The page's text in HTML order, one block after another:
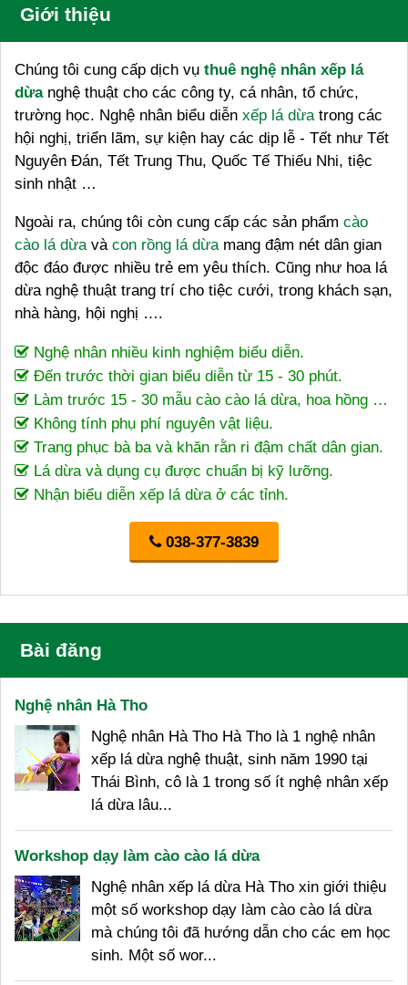
Giới thiệu
Chúng tôi cung cấp dịch vụ thuê nghệ nhân xếp lá
dừanghệ thuật cho các công ty, cá nhân, tổ chức,
trường học. Nghệ nhân biểu diễn xếp lá dừatrong các
hội nghị, triển lãm, sự kiện hay các dịp lễ - Tết như Tết
Nguyên Đán, Tết Trung Thu, Quốc Tế Thiếu Nhi, tiệc
sinh nhật …
Ngoài ra, chúng tôi còn cung cấp các sản phẩm cào
cào lá dừavà con rồng lá dừamang đậm nét dân gian
độc đáo được nhiều trẻ em yêu thích. Cũng như hoa lá
dừa nghệ thuật trang trí cho tiệc cưới, trong khách sạn,
nhà hàng, hội nghị ….
Nghệ nhân nhiều kinh nghiệm biểu diễn.
Đến trước thời gian biểu diễn từ 15 - 30 phút.
Làm trước 15 - 30 mẫu cào cào lá dừa, hoa hồng …
Không tính phụ phí nguyên vật liệu.
Trang phục bà ba và khăn rằn ri đậm chất dân gian.
Lá dừa và dụng cụ được chuẩn bị kỹ lưỡng.
Nhận biểu diễn xếp lá dừa ở các tỉnh.
038-377-3839
Bài đăng
Nghệ nhân Hà Tho
Nghệ nhân Hà Tho Hà Tho là 1 nghệ nhân
xếp lá dừa nghệ thuật, sinh năm 1990 tại
Thái Bình, cô là 1 trong số ít nghệ nhân xếp
lá dừa lâu...
Workshop dạy làm cào cào lá dừa
Nghệ nhân xếp lá dừa Hà Tho xin giới thiệu
một số workshop dạy làm cào cào lá dừa
mà chúng tôi đã hướng dẫn cho các em học
sinh. Một số wor...